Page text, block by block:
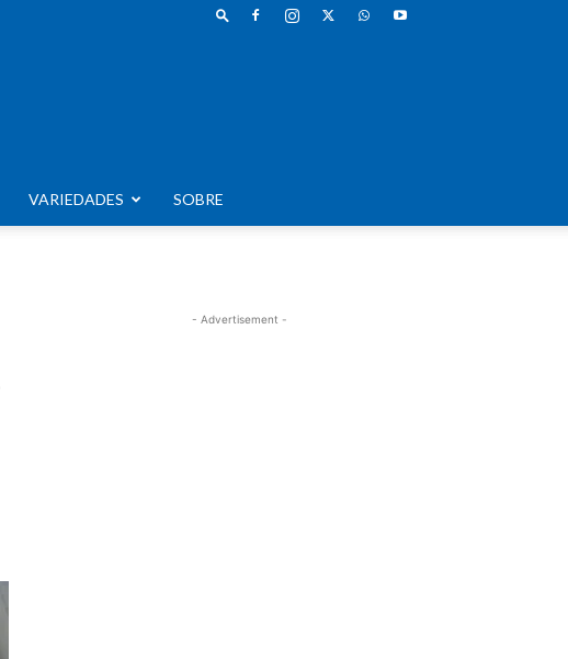
VARIEDADES SOBRE
- Advertisement -